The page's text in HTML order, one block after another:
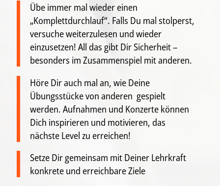
Übe immer mal wieder einen
„Komplettdurchlauf“. Falls Du mal stolperst,
versuche weiterzulesen und wieder
einzusetzen! All das gibt Dir Sicherheit –
besonders im Zusammenspiel mit anderen.
Höre Dir auch mal an, wie Deine
Übungsstücke von anderen gespielt
werden. Aufnahmen und Konzerte können
Dich inspirieren und motivieren, das
nächste Level zu erreichen!
Setze Dir gemeinsam mit Deiner Lehrkraft
konkrete und erreichbare Ziele